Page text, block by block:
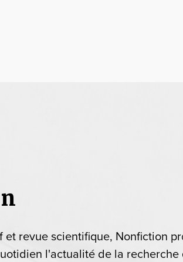
revue scientifique, Nonfiction
l'actualité de la recherche